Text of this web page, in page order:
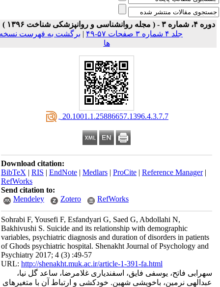
شماره ۳ - ( مجله روانشناسی و روانپزشکی شناخت ۱۳۹۶ )
جلد ۴ شماره ۳ صفحات ۵۷-۴۹
|برگشت به فهرست نسخه
ها
‎ 20.1001.1.25886657.1396.4.3.7.7
Download citation:
BibTeX|RIS|EndNote|Medlars|ProCite|Reference Manager
RefWorks
Send citation to:
Mendeley
Zotero RefWorks
Sohrabi F, Yousefi F, Esfandyari G, Saed G, Abdollahi N,
Bakhivushi S. Suicide and its relationship with demographic
variables, psychiatric diagnosis and duration of disorders in patients
of Ghods psychiatric hospital. Shenakht Journal of Psychology and
Psychiatry 2017; 4 (3) :49-57
URL:http://shenakht.muk.ac.ir/article-1-391-fa.html
سهرابی فاتح، یوسفی فایق، اسفندیاری غلامرضا، ساعد گل نیا،
عبدالهی نرمین، باخویشی شهین. خودکشی و ارتباط آن با متغیرهای